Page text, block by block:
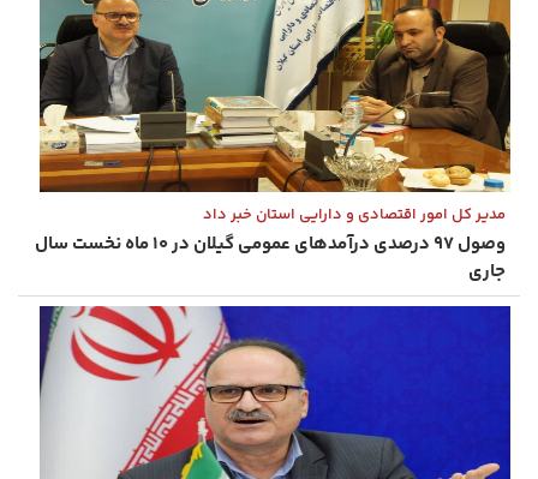
مدیر کل امور اقتصادی و دارایی استان خبر داد
وصول ۹۷ درصدی درآمدهای عمومی گیلان در ۱۰ ماه نخست سال
جاری